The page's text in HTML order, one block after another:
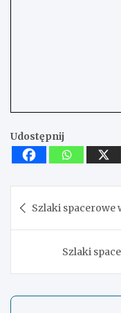
Udostępnij
wpisu
Szlaki spacerowe
Szlaki